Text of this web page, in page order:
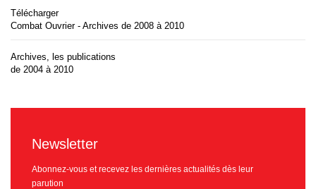
Télécharger
Combat Ouvrier - Archives de 2008 à 2010
Archives, les publications
de 2004 à 2010
Newsletter
Abonnez-vous et recevez les dernières actualités dès leur
parution